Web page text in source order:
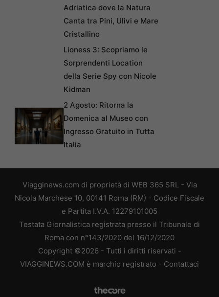
Adriatica dove la Natura
Canta tra Pini, Ulivi e Mare
Cristallino
Lioness 3: Scopriamo le
Sorprendenti Location
della Serie Spy con Nicole
Kidman
2 Agosto: Ritorna la
Domenica al Museo con
Ingresso Gratuito in Tutta
Italia
Viagginews.com di proprietà di WEB 365 SRL - Via
Nicola Marchese 10, 00141 Roma (RM) - Codice Fiscale
e Partita I.V.A. 12279101005
Testata Giornalistica registrata presso il Tribunale di
Roma con n°143/2020 del 16/12/2020
Copyright ©2026 - Tutti i diritti riservati -
VIAGGINEWS.COM è marchio registrato - Contattaci